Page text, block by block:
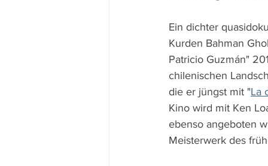
Ein dichter
Kurden Bahman
Patricio Guzmán"
chilenischen
die er jüngst mit "La
Kino wird mit Ken
ebenso angeboten
Meisterwerk des